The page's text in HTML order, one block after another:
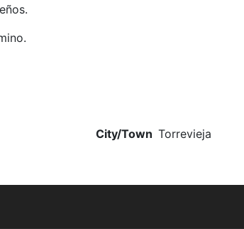
City/Town Torrevieja